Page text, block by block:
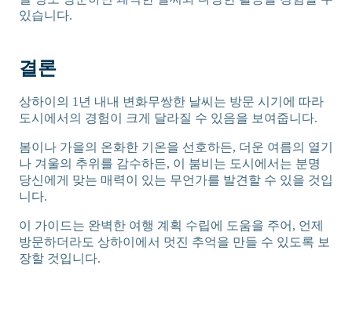
있습니다.
결론
상하이의 1년 내내 변화무쌍한 날씨는 방문 시기에 따라
도시에서의 경험이 크게 달라질 수 있음을 보여줍니다.
봄이나 가을의 온화한 기온을 선호하든, 더운 여름의 열기
나 겨울의 추위를 감수하든, 이 붐비는 도시에서는 분명
당신에게 맞는 매력이 있는 무언가를 발견할 수 있을 것입
니다.
이 가이드는 완벽한 여행 계획 수립에 도움을 주어, 언제
방문하더라도 상하이에서 멋진 추억을 만들 수 있도록 보
장할 것입니다.